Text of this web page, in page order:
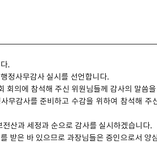
.
정사무감사 실시를 선언합니다.
회의에 참석해 주신 위원님들께 감사의 말씀
무감사를 준비하고 수감을 위하여 참석해 주
산과 세정과 순으로 감사를 실시하겠습니다.
받은 바 있으므로 과장님들은 증인으로서 양